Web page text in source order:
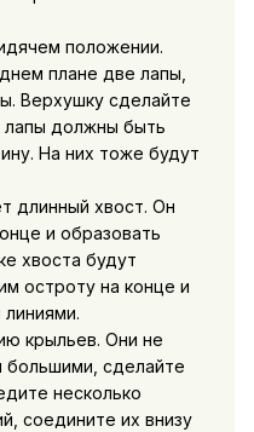
положении.
плане две лапы,
Верхушку сделайте
лапы должны быть
На них тоже будут
длинный хвост. Он
и образовать
хвоста будут
остроту на конце и
линиями.
крыльев. Они не
сделайте
несколько
соедините их внизу